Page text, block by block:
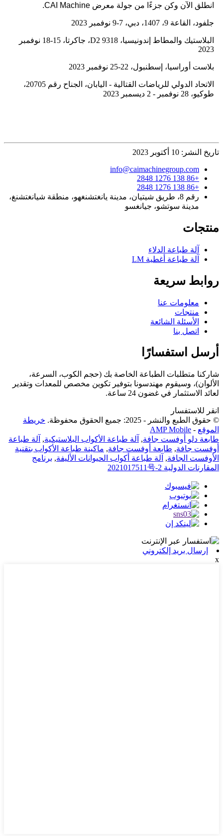
انطلق الآن وكن جزءًا من جولة معرض CAI Machine.
جلفود، القاعة 9، 1407، دبي، 7-9 نوفمبر 2023
البلاستيك والمطاط إندونيسيا، D2 9318، جاكرتا، 15-18 نوفمبر
2023
بلاست أوراسيا، إسطنبول، 22-25 نوفمبر 2023
الاتحاد الدولي للرياضات القتالية - اليابان، الجناح رقم 20705،
طوكيو، 28 نوفمبر - 2 ديسمبر 2023
تاريخ النشر: 10 أكتوبر 2023
info@caimachinegroup.com
+86 138 1276 2848
+86 138 1276 2848
رقم 8، طريق شيتيان، مدينة يانغتشنغهو، منطقة شيانغتشنغ،
مدينة سوتشو، جيانغسو
منتجات
آلة طباعة الدلاء
آلة طباعة أغطية LM
روابط سريعة
معلومات عنا
منتجات
الأسئلة الشائعة
اتصل بنا
أرسل استفسارًا
شاركنا متطلبات الطباعة الخاصة بك (حجم الكوب، السرعة،
الألوان)، وسيقوم مهندسونا بتوفير تكوين مخصص للمعدات وتقدير
لعائد الاستثمار في غضون 24 ساعة.
انقر للاستفسار
© حقوق الطبع والنشر - 2025: جميع الحقوق محفوظة.
خريطة
الموقع -
AMP Mobile
طابعة دلو أوفست جافة, آلة طباعة الأكواب البلاستيكية, آلة طباعة
أوفست جافة, طابعة أوفست جافة, ماكينة طباعة الأكواب بتقنية
الأوفست الجافة, آلة طباعة أكواب الحيوانات الأليفة, برنامج
المقارنات الدولية 2021017511号-2
إرسال بريد إلكتروني
x